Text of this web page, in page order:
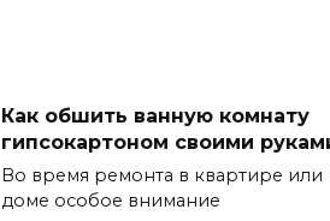
Как обшить ванную комнату
гипсокартоном своими
Во время ремонта в квартире или
доме особое внимание